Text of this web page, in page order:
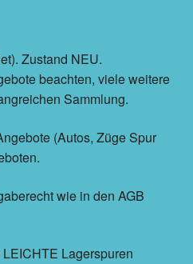
Zustand NEU.
beachten, viele weitere
Sammlung.
(Autos, Züge Spur
wie in den AGB
Lagerspuren